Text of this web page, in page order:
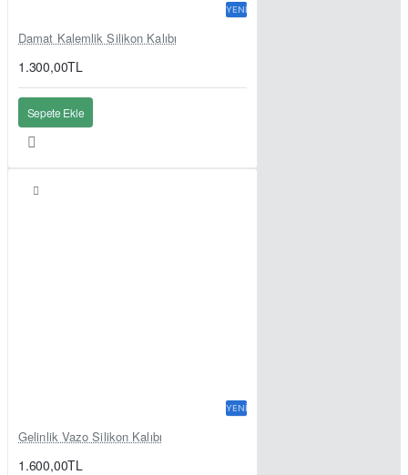
YENI
Damat Kalemlik Silikon Kalıbı
1.300,00TL
Sepete Ekle
YENI
Gelinlik Vazo Silikon Kalıbı
1.600,00TL